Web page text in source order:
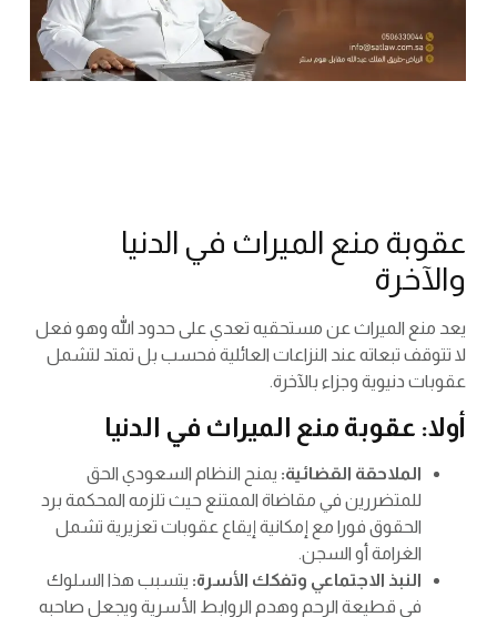
عقوبة منع الميراث في الدنيا
والآخرة
يعد منع الميراث عن مستحقيه تعدي على حدود الله وهو فعل
لا تتوقف تبعاته عند النزاعات العائلية فحسب بل تمتد لتشمل
عقوبات دنيوية وجزاء بالآخرة.
أولا: عقوبة منع الميراث في الدنيا
الملاحقة القضائية: يمنح النظام السعودي الحق
للمتضررين في مقاضاة الممتنع حيث تلزمه المحكمة برد
الحقوق فورا مع إمكانية إيقاع عقوبات تعزيرية تشمل
الغرامة أو السجن.
النبذ الاجتماعي وتفكك الأسرة: يتسبب هذا السلوك
في قطيعة الرحم وهدم الروابط الأسرية ويجعل صاحبه